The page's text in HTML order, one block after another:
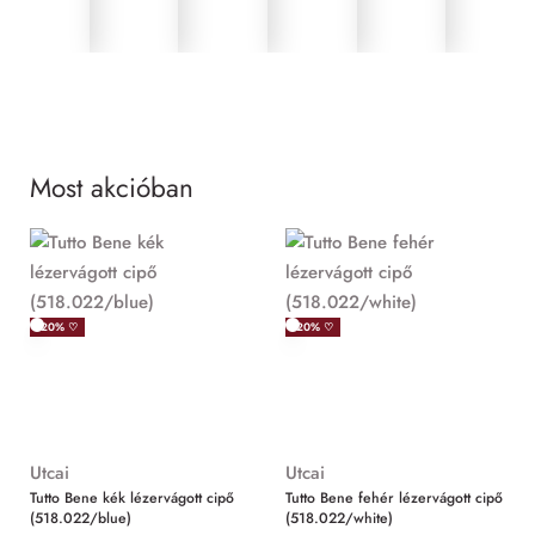
Most akcióban
-20% ♡
Utcai
Tutto Bene kék lézervágott cipő
(518.022/blue)
-20% ♡
Utcai
Tutto Bene fehér lézervágott cipő
(518.022/white)